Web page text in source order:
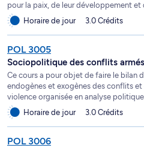
pour la paix, de leur développement et
Horaire de jour
3.0 Crédits
POL 3005
Sociopolitique des conflits armés
Ce cours a pour objet de faire le bilan
endogènes et exogènes des conflits
violence organisée en analyse
Horaire de jour
3.0 Crédits
POL 3006